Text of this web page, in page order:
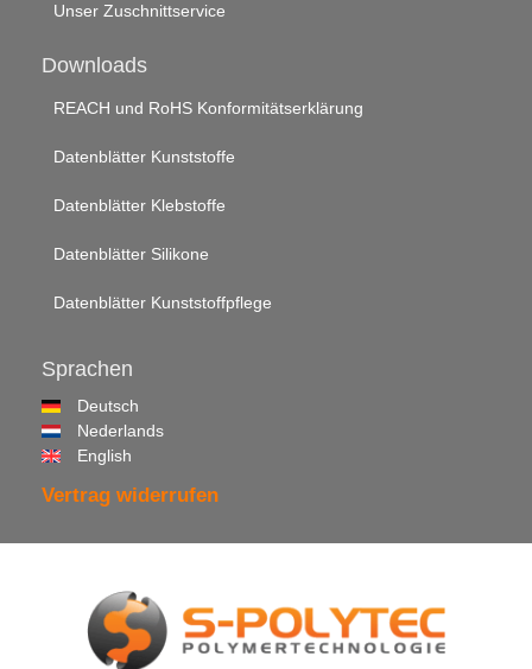
Unser Zuschnittservice
Downloads
REACH und RoHS Konformitätserklärung
Datenblätter Kunststoffe
Datenblätter Klebstoffe
Datenblätter Silikone
Datenblätter Kunststoffpflege
Sprachen
Deutsch
Nederlands
English
Vertrag widerrufen